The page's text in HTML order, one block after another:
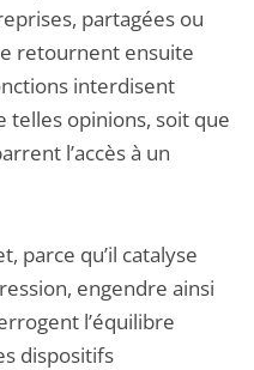
partagées ou
retournent ensuite
interdisent
telles opinions, soit que
l’accès à un
parce qu’il catalyse
engendre ainsi
l’équilibre
dispositifs